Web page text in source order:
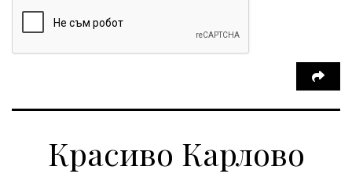
Красиво Карлово